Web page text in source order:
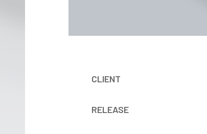
CLIENT
RELEASE